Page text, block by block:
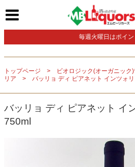
毎週火曜日はポイ
トップページ ビオロジック(オーガニック
リア
バッリョ ディ ピアネット インツォ
バッリョ ディ ピアネット イ
750ml